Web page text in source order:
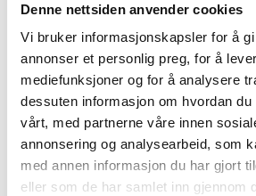
Denne nettsiden anvender cookies
Vi bruker informasjonskapsler for å
annonser et personlig preg, for å
mediefunksjoner og for å analysere
dessuten informasjon om hvordan
vårt, med partnerne våre innen
annonsering og analysearbeid, som
med annen informasjon du har gjort
eller som de har samlet inn gjennom
Technical specifications
Length
210
149 mm
Height
42 mm